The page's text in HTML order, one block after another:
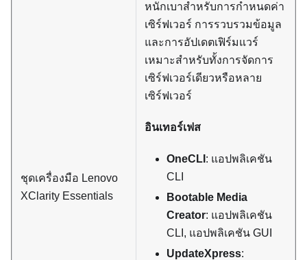
ชุดเครื่องมือ Lenovo
XClarity Essentials
หนักเบาสำหรับการกำหนดค่า
เซิร์ฟเวอร์ การรวบรวมข้อมูล
และการอัปเดตเฟิร์มแวร์
เหมาะสำหรับทั้งการจัดการ
เซิร์ฟเวอร์เดียวหรือหลาย
เซิร์ฟเวอร์
อินเทอร์เฟส
OneCLI : แอปพลิเคชัน
CLI
Bootable Media
Creator: แอปพลิเคชัน
CLI, แอปพลิเคชัน GUI
UpdateXpress: